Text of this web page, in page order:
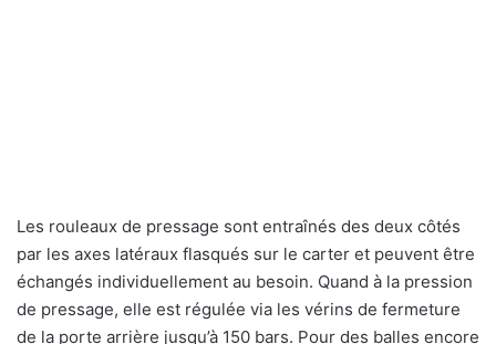
Les rouleaux de pressage sont entraînés des deux côtés
par les axes latéraux flasqués sur le carter et peuvent être
échangés individuellement au besoin. Quand à la pression
de pressage, elle est régulée via les vérins de fermeture
de la porte arrière jusqu’à 150 bars. Pour des balles encore